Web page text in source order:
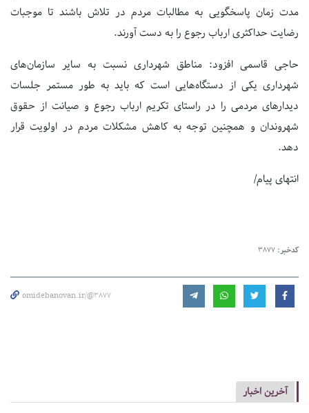
مدت زمان پاسخگویی به مطالبات مردم در تلاش باشند تا موجبات
رضایت حداکثری ارباب رجوع را به دست آورند.
حاجی قاسمی افزود: مناطق شهرداری نسبت به سایر سازمان‌های
شهرداری یکی از دستگاه‌هایی است که باید به طور مستمر جلسات
دیدارهای مردمی را در راستای تکریم ارباب رجوع و صیانت از حقوق
شهروندان و همچنین توجه به کاهش مشکلات مردم در اولویت قرار
دهد.
انتهای پیام/
کدخبر: 3877
omidebanovan.ir/@3877
آخرین اخبار